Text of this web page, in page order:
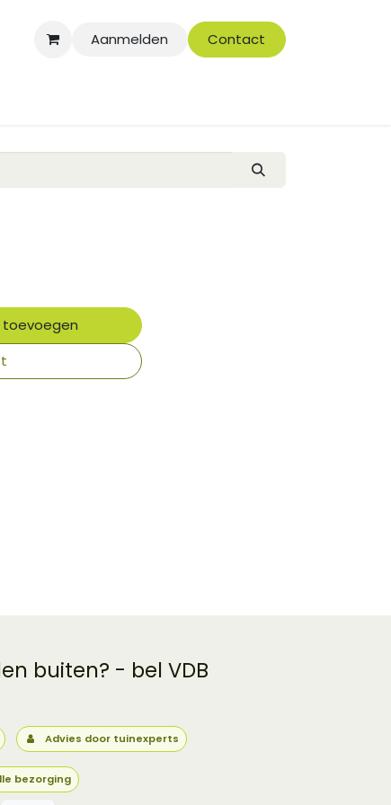
Aanmelden Contact
toevoegen
buiten? - bel VDB
Advies door tuinexperts
bezorging